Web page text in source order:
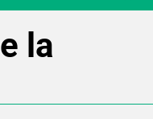
la